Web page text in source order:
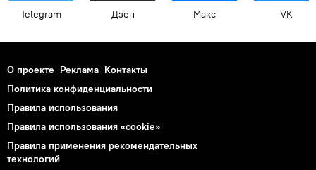
Telegram Дзен Макс VK
О проекте Реклама Контакты
Политика конфиденциальности
Правила использования
Правила использования «cookie»
Правила применения рекомендательных
технологий